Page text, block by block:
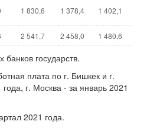
1 830,6 1 378,4 1 402,1
2 541,7 2 458,0 1 480,6
государств.
плата по г. Бишкек и г.
г. Москва - за январь 2021
2021 года.